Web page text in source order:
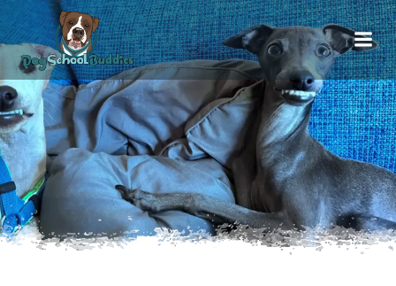
springen
Zum
Inhalt
springen